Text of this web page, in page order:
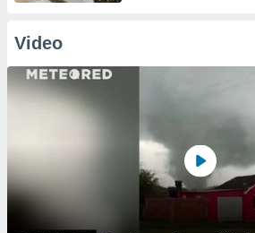
Video